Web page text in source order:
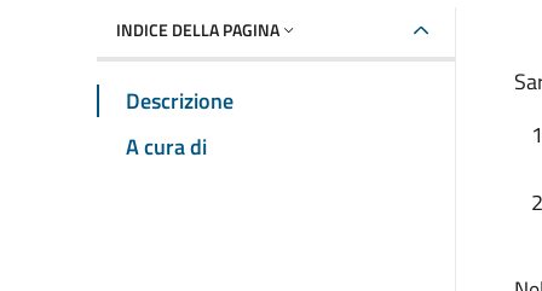
INDICE DELLA PAGINA
Descrizione
A cura di